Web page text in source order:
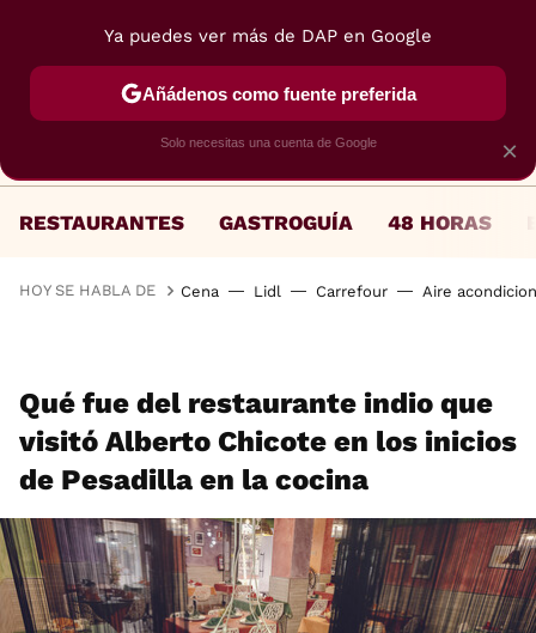
RESTAURANTES GASTROGUÍA 48 HORAS
HOY SE HABLA DE Cena Lidl Carrefour Aire
Qué fue del restaurante indio que
visitó Alberto Chicote en los inicios
de Pesadilla en la cocina
×
Ya puedes ver más de DAP en Google
Añádenos como fuente preferida
Solo necesitas una cuenta de Google